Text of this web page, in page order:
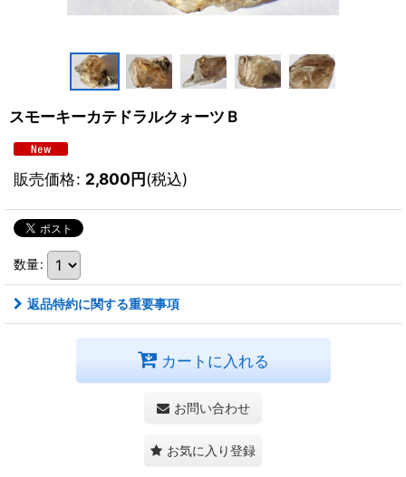
スモーキーカテドラルクォーツＢ
販売価格: 2,800円(税込)
数量:
返品特約に関する重要事項
カートに入れる
お問い合わせ
お気に入り登録